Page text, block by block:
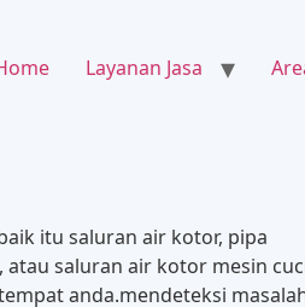
Layanan Jasa
itu saluran air kotor, pipa
saluran air kotor mesin
anda.mendeteksi